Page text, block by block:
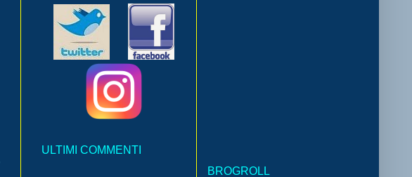
ULTIMI COMMENTI
BROGROLL